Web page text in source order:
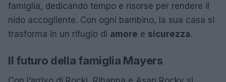
famiglia, dedicando tempo e risorse per rendere il
nido accogliente. Con ogni bambino, la sua casa si
trasforma in un rifugio di amore e sicurezza.
Il futuro della famiglia Mayers